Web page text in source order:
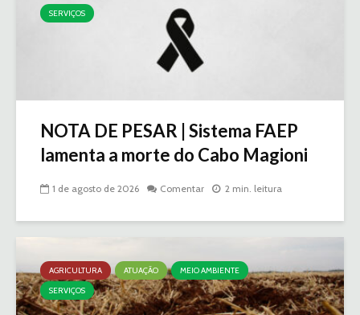
SERVIÇOS
NOTA DE PESAR | Sistema FAEP
lamenta a morte do Cabo Magioni
1 de agosto de 2026 Comentar 2 min. leitura
AGRICULTURA ATUAÇÃO
MEIO AMBIENTE
SERVIÇOS